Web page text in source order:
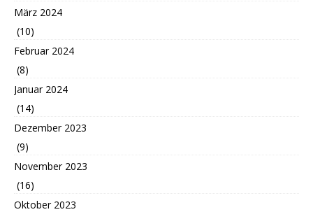
März 2024
(10)
Februar 2024
(8)
Januar 2024
(14)
Dezember 2023
(9)
November 2023
(16)
Oktober 2023